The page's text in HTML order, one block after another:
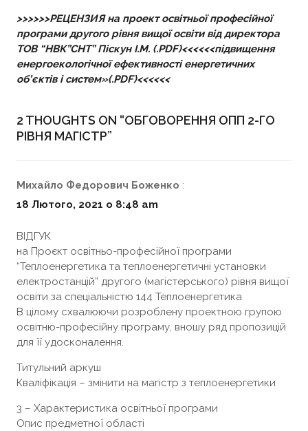
>>>>>>РЕЦЕНЗИЯ на проект освітньої професійної
програми другого рівня вищої освіти від директора
ТОВ “НВК”СНТ” Піскун І.М. (.PDF)<<<<<<підвищення
енергоекологічної ефективності енергетичних
об’єктів і систем»(.PDF)<<<<<<
2 THOUGHTS ON “ОБГОВОРЕННЯ ОПП 2-ГО
РІВНЯ МАГІСТР”
Михайло Федорович Боженко :
18 Лютого, 2021 о 8:48 am
ВІДГУК
на Проєкт освітньо-професійної програми
“Теплоенергетика та теплоенергетичні установки
електростанцій” другого (магістерського) рівня вищої
освіти за спеціальністю 144 Теплоенергетика
В цілому схвалюючи розроблену проектною групою
освітню-професійну програму, вношу ряд пропозицій
для її удосконалення.
Титульний аркуш
Кваліфікація – змінити на магістр з теплоенергетики
3 – Характеристика освітньої програми
Опис предметної області